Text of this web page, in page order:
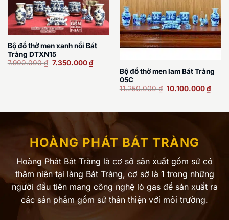
Bộ đồ thờ men xanh nổi Bát
Tràng DTXN15
7.900.000₫ Giá
7.350.000₫Giá
hiện
7.350.000 ₫.
Bộ đồ thờ men lam Bát Tràng
05C
11.250.000₫ Giá
10.100.000₫Giá
hiện
HOÀNG PHÁT BÁT TRÀNG
Hoàng Phát Bát Tràng là cơ sở sản xuất gốm sứ có
thâm niên tại làng Bát Tràng, cơ sở là 1 trong những
người đầu tiên mang công nghệ lò gas để sản xuất ra
các sản phẩm gốm sứ thân thiện với môi trường.